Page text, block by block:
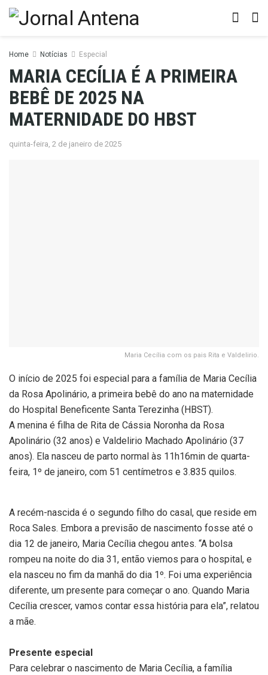
Home Notícias Especial
MARIA CECÍLIA É A PRIMEIRA
BEBÊ DE 2025 NA
MATERNIDADE DO HBST
quinta-feira, 2 de janeiro de 2025
Maria Cecília com os pais Rita e Valdelirio.
O início de 2025 foi especial para a família de Maria Cecília
da Rosa Apolinário, a primeira bebê do ano na maternidade
do Hospital Beneficente Santa Terezinha (HBST).
A menina é filha de Rita de Cássia Noronha da Rosa
Apolinário (32 anos) e Valdelirio Machado Apolinário (37
anos). Ela nasceu de parto normal às 11h16min de quarta-
feira, 1º de janeiro, com 51 centímetros e 3.835 quilos.
A recém-nascida é o segundo filho do casal, que reside em
Roca Sales. Embora a previsão de nascimento fosse até o
dia 12 de janeiro, Maria Cecília chegou antes. “A bolsa
rompeu na noite do dia 31, então viemos para o hospital, e
ela nasceu no fim da manhã do dia 1º. Foi uma experiência
diferente, um presente para começar o ano. Quando Maria
Cecília crescer, vamos contar essa história para ela”, relatou
a mãe.
Presente especial
Para celebrar o nascimento de Maria Cecília, a família